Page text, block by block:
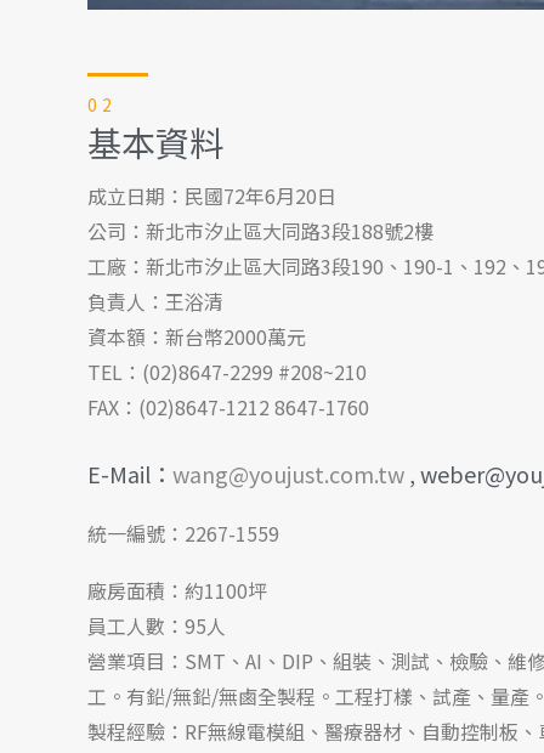
02
基本資料
成立日期：民國72年6月20日
公司：新北市汐止區大同路3段188號2樓
工廠：新北市汐止區大同路3段190、190-1、192、
負責人：王浴清
資本額：新台幣2000萬元
TEL：(02)8647-2299 #208~210
FAX：(02)8647-1212 8647-1760
E-Mail： wang@youjust.com.tw,
統一編號：2267-1559
廠房面積：約1100坪
員工人數：95人
營業項目：SMT、AI、DIP、組裝、測試、檢驗、維
工。有鉛/無鉛/無鹵全製程。工程打樣、試產、量產
製程經驗：RF無線電模組、醫療器材、自動控制板